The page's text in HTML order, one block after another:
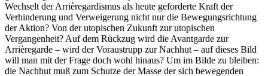
Wechselt der Arrièregardismus als heute geforderte Kraft der
Verhinderung und Verweigerung nicht nur die Bewegungsrichtung
der Aktion? Von der utopischen Zukunft zur utopischen
Vergangenheit? Auf dem Rückzug wird die Avantgarde zur
Arrièregarde – wird der Voraustrupp zur Nachhut – auf dieses Bild
will man mit der Frage doch wohl hinaus? Um im Bilde zu bleiben:
die Nachhut muß zum Schutze der Masse der sich bewegenden